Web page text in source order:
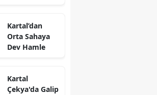
Kartal’dan
Orta Sahaya
Dev Hamle
Kartal
Çekya'da Galip